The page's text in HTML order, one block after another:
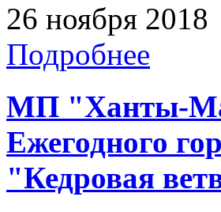
26 ноября 2018
Подробнее
МП "Ханты-
Ежегодного
"Кедровая